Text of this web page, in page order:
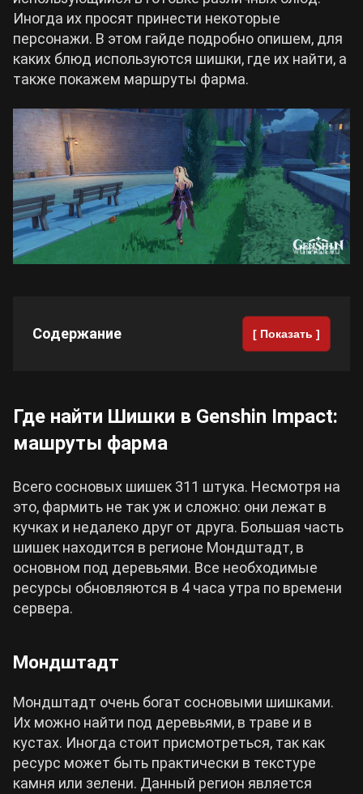
Crimson Desert
Kingdom Come: Deliverance 2
Path of Exile 2
Wuthering Waves
Все игры
Билды Arknights: Endfield
Билды Wuthering Waves
Билды Cyberpunk 2077
Билды Path of Exile 2
Иногда их просят принести некоторые
персонажи. В этом гайде подробно опишем, для
каких блюд используются шишки, где их найти, а
также покажем маршруты фарма.
Содержание [ Показать ]
Где найти Шишки в Genshin Impact:
машруты фарма
Всего сосновых шишек 311 штука. Несмотря на
это, фармить не так уж и сложно: они лежат в
кучках и недалеко друг от друга. Большая часть
шишек находится в регионе Мондштадт, в
основном под деревьями. Все необходимые
ресурсы обновляются в 4 часа утра по времени
сервера.
Мондштадт
Мондштадт очень богат сосновыми шишками.
Их можно найти под деревьями, в траве и в
кустах. Иногда стоит присмотреться, так как
ресурс может быть практически в текстуре
камня или зелени. Данный регион является